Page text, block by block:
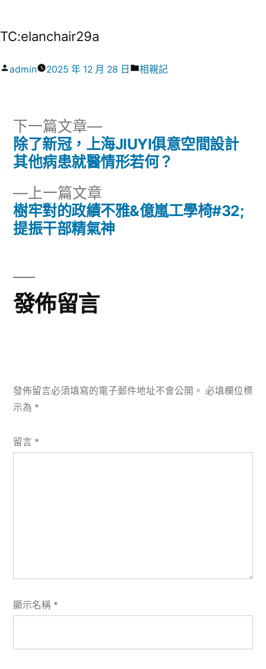
TC:elanchair29a
作
admin 2025 年 12 月 28 日
分
相親記
文
導
覽
上一篇文章
一
篇
樹牢對的政績不雅&億嵐工學椅#32;
提振干部精氣神
下一篇文章
下
一
篇
除了新冠，上海JIUYI俱意空間設計
其他病患就醫情形若何？
發佈留言
發佈留言必須填寫的電子郵件地址不會公開。 必填欄位標
示為 *
留言 *
顯示名稱 *